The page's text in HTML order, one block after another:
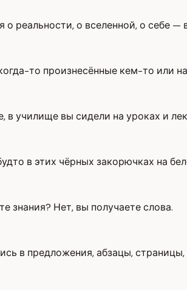
о реальности, о вселенной, о себе
то произнесённые кем-то или
в училище вы сидели на уроках и
в этих чёрных закорючках на
знания? Нет, вы получаете слова.
в предложения, абзацы,